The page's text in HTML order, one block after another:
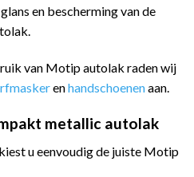
en bescherming van de
van Motip autolak raden wij
enhandschoenenaan.
metallic autolak
kiest u eenvoudig de juiste Motip